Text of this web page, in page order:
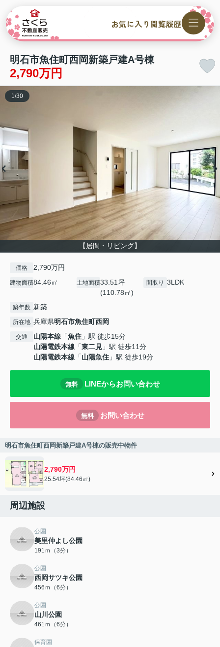
お気に入り 閲覧履歴
明石市魚住町西岡新築戸建A号棟
2,790万円
【居間・リビング】
1 /30
価格 2,790万円
建物面積84.46㎡ 土地面積33.51坪
(110.78㎡)
間取り 3LDK
築年数 新築
所在地 兵庫県明石市魚住町西岡
交通 山陽本線 「魚住 」駅 徒歩15分
山陽電鉄本線 「東二見 」駅 徒歩11分
山陽電鉄本線 「山陽魚住 」駅 徒歩19分
無料 LINEからお問い合わせ
無料 お問い合わせ
明石市魚住町西岡新築戸建A号棟の販売中物件
2,790万円
25.54坪(84.46㎡)
周辺施設
公園
美里仲よし公園
191ｍ（3分）
公園
西岡サツキ公園
456ｍ（6分）
公園
山川公園
461ｍ（6分）
保育園